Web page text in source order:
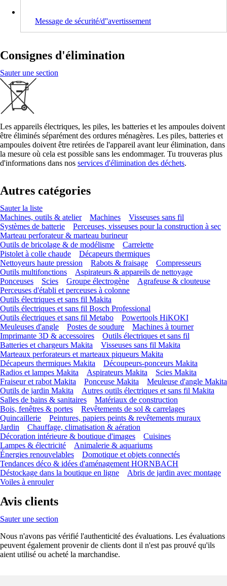
Message de sécurité/d''avertissement
Consignes d'élimination
Sauter une section
Les appareils électriques, les piles, les batteries et les ampoules doivent
être éliminés séparément des ordures ménagères. Les piles, batteries et
ampoules doivent être retirées de l'appareil avant leur élimination, dans
la mesure où cela est possible sans les endommager. Tu trouveras plus
d'informations dans nos services d'élimination des déchets.
Autres catégories
Sauter la liste
Machines, outils & atelier
Machines
Visseuses sans fil
Systèmes de batterie
Perceuses, visseuses pour la construction à sec
Marteau perforateur & marteau burineur
Outils de bricolage & de modélisme
Carrelette
Pistolet à colle chaude
Décapeurs thermiques
Nettoyeurs haute pression
Rabots & fraisage
Compresseurs
Outils multifonctions
Aspirateurs & appareils de nettoyage
Ponceuses
Scies Groupe électrogène
Agrafeuse & clouteuse
Perceuses d'établi et perceuses à colonne
Outils électriques et sans fil Makita
Outils électriques et sans fil Bosch Professional
Outils électriques et sans fil Metabo
Powertools HiKOKI
Meuleuses d'angle
Postes de soudure
Machines à tourner
Imprimante 3D & accessoires
Outils électriques et sans fil
Batteries et chargeurs Makita
Visseuses sans fil Makita
Marteaux perforateurs et marteaux piqueurs Makita
Décapeurs thermiques Makita
Découpeurs-ponceurs Makita
Radios et lampes Makita
Aspirateurs Makita
Scies Makita
Fraiseur et rabot Makita
Ponceuse Makita
Meuleuse d'angle Makita
Outils de jardin Makita
Autres outils électriques et sans fil Makita
Salles de bains & sanitaires
Matériaux de construction
Bois, fenêtres & portes
Revêtements de sol & carrelages
Quincaillerie
Peintures, papiers peints & revêtements muraux
Jardin
Chauffage, climatisation & aération
Décoration intérieure & boutique d'images
Cuisines
Lampes & électricité
Animalerie & aquariums
Énergies renouvelables
Domotique et objets connectés
Tendances déco & idées d'aménagement HORNBACH
Déstockage dans la boutique en ligne
Abris de jardin avec montage
Voiles à enrouler
Avis clients
Sauter une section
Nous n'avons pas vérifié l'authenticité des évaluations. Les évaluations
peuvent également provenir de clients dont il n'est pas prouvé qu'ils
aient utilisé ou acheté la marchandise.